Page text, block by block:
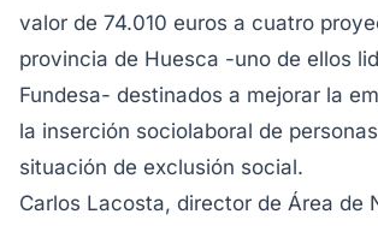
valor de 74.010 euros a cuatro
provincia de Huesca -uno de ellos
Fundesa- destinados a mejorar la
la inserción sociolaboral de
situación de exclusión social.
Carlos Lacosta, director de Área de